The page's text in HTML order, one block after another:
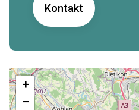
Kontakt
+
−